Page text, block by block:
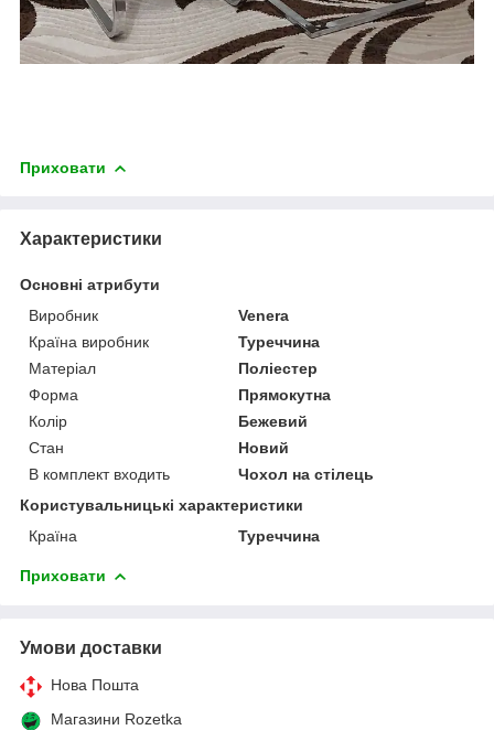
Приховати
Характеристики
Основні атрибути
Виробник
Venera
Країна виробник
Туреччина
Матеріал
Поліестер
Форма
Прямокутна
Колір
Бежевий
Стан
Новий
В комплект входить
Чохол на стілець
Користувальницькі характеристики
Країна
Туреччина
Приховати
Умови доставки
Нова Пошта
Магазини Rozetka